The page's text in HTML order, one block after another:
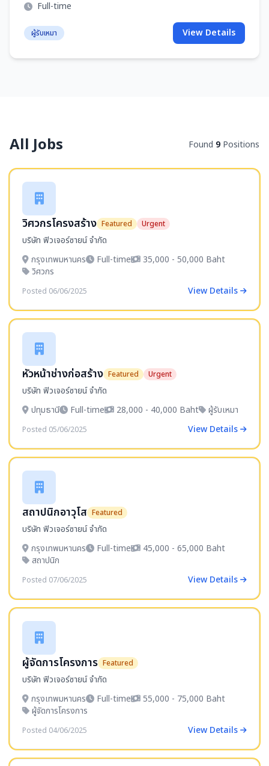
Full-time
ผู้รับเหมา View Details
All Jobs Found 9 Positions
วิศวกรโครงสร้าง Featured Urgent
บริษัท ฟิวเจอร์ซายน์ จำกัด
กรุงเทพมหานคร
Full-time
35,000 - 50,000 Baht
วิศวกร
Posted 06/06/2025 View Details
หัวหน้าช่างก่อสร้าง Featured Urgent
บริษัท ฟิวเจอร์ซายน์ จำกัด
ปทุมธานี
Full-time 28,000 - 40,000 Baht ผู้รับเหมา
Posted 05/06/2025 View Details
สถาปนิกอาวุโส Featured
บริษัท ฟิวเจอร์ซายน์ จำกัด
กรุงเทพมหานคร
Full-time
45,000 - 65,000 Baht
สถาปนิก
Posted 07/06/2025 View Details
ผู้จัดการโครงการ Featured
บริษัท ฟิวเจอร์ซายน์ จำกัด
กรุงเทพมหานคร
Full-time
55,000 - 75,000 Baht
ผู้จัดการโครงการ
Posted 04/06/2025 View Details